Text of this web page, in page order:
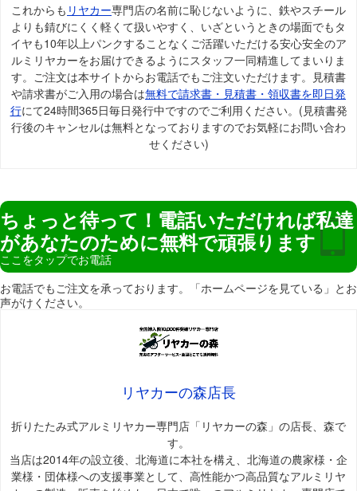
これからも リヤカー専門店の名前に恥じないように、鉄やスチール
よりも錆びにくく軽くて扱いやすく、いざというときの場面でもタ
イヤも10年以上パンクすることなくご活躍いただける安心安全のア
ルミリヤカーをお届けできるようにスタッフ一同精進してまいりま
す。ご注文は本サイトからお電話でもご注文いただけます。見積書
や請求書がご入用の場合は無料で請求書・見積書・領収書を即日発
行にて24時間365日毎日発行中ですのでご利用ください。(見積書発
行後のキャンセルは無料となっておりますのでお気軽にお問い合わ
せください)
ちょっと待って！電話いただければ私達
があなたのために無料で頑張ります
ここをタップでお電話
お電話でもご注文を承っております。「ホームページを見ている」とお
声がけください。
リヤカーの森店長
折りたたみ式アルミリヤカー専門店「リヤカーの森」の店長、森で
す。
当店は2014年の設立後、北海道に本社を構え、北海道の農家様・企
業様・団体様への支援事業として、高性能かつ高品質なアルミリヤ